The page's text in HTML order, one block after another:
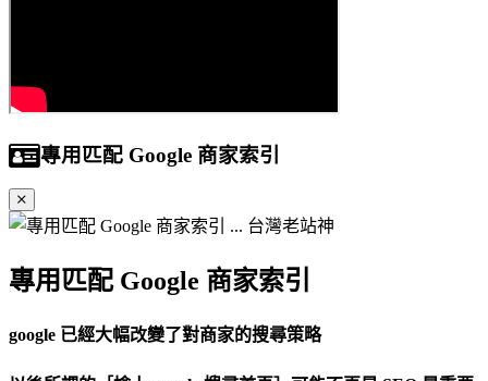
專用匹配 Google 商家索引
專用匹配 Google 商家索引
google 已經大幅改變了對商家的搜尋策略